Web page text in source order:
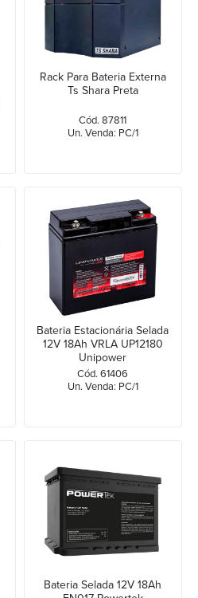
Rack Para Bateria Externa
Ts Shara Preta
Cód. 87811
Un. Venda: PC/1
Bateria Estacionária Selada
12V 18Ah VRLA UP12180
Unipower
Cód. 61406
Un. Venda: PC/1
Bateria Selada 12V 18Ah